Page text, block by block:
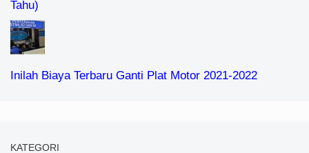
Tahu)
Inilah Biaya Terbaru Ganti Plat Motor 2021-2022
KATEGORI